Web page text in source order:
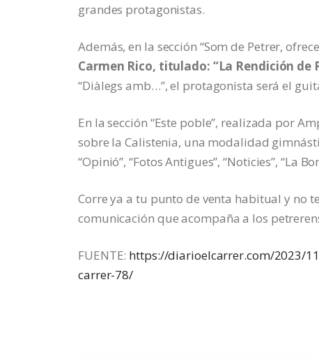
grandes protagonistas.
Además, en la sección “Som de Petrer,
Carmen Rico, titulado: “La Rendición de
“Diàlegs amb…”, el protagonista será el
En la sección “Este poble”, realizada por
sobre la Calistenia, una modalidad
“Opinió”, “Fotos Antigues”, “Noticies”, “La
Corre ya a tu punto de venta habitual y no
comunicación que acompaña a los
FUENTE: https://diarioelcarrer.com/2023/
carrer-78/